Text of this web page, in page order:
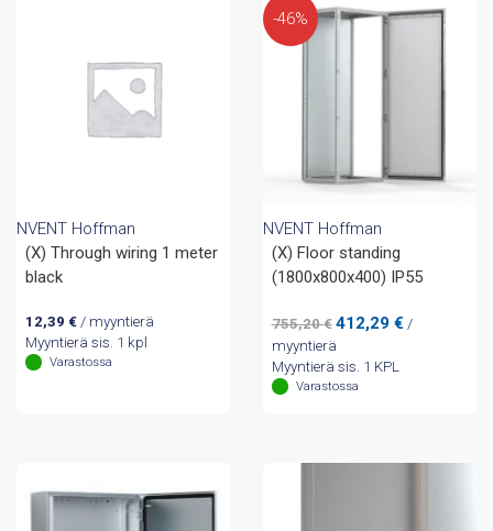
NVENT Hoffman
(X) Through wiring 1 meter
black
12,39 €/ myyntierä
Myyntierä sis. 1 kpl
Varastossa
-46%
NVENT Hoffman
(X) Floor standing
(1800x800x400) IP55
755,20€ Alkuperäinen
hinta
oli:
755,20 €.
412,29 €Nykyinen
/
myyntierä
Myyntierä sis. 1 KPL
Varastossa